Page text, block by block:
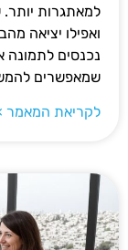
למאתגרות
ואפילו יציאה
נכנסים לתמונה
שמאפשרים
לקריאת המאמר